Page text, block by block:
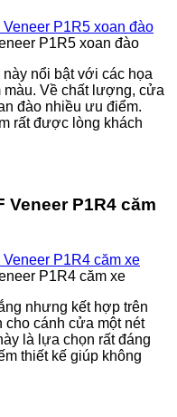
P1R5 xoan đào
này nổi bật với các họa
màu. Về chất lượng, cửa
đào nhiều ưu điểm.
rất được lòng khách
P1R4 căm
P1R4 căm xe
nhưng kết hợp trên
cho cánh cửa một nét
là lựa chọn rất đáng
thiết kế giúp không